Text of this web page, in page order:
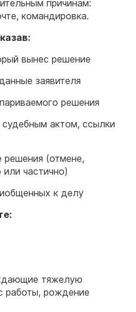
причинам:
командировка.
вынес решение
заявителя
решения
судебным актом, ссылки
решения (отмене,
частично)
к делу
тяжелую
работы, рождение